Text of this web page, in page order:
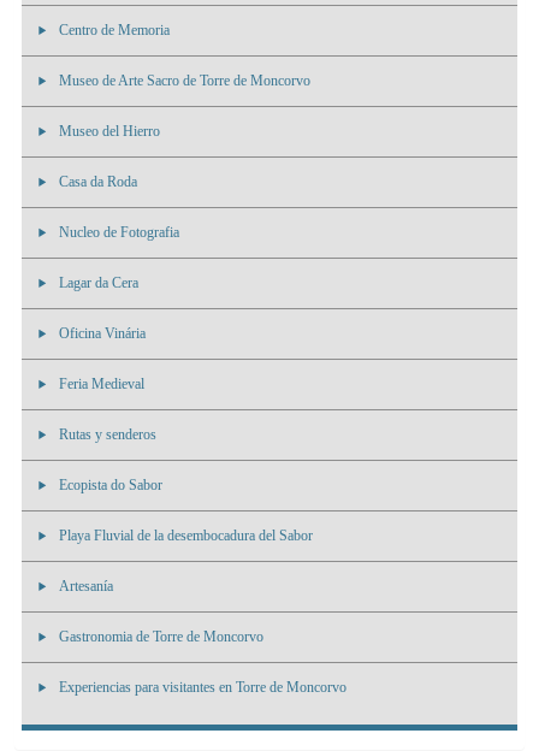
Centro de Memoria
Museo de Arte Sacro de Torre de Moncorvo
Museo del Hierro
Casa da Roda
Nucleo de Fotografia
Lagar da Cera
Oficina Vinária
Feria Medieval
Rutas y senderos
Ecopista do Sabor
Playa Fluvial de la desembocadura del Sabor
Artesanía
Gastronomia de Torre de Moncorvo
Experiencias para visitantes en Torre de Moncorvo